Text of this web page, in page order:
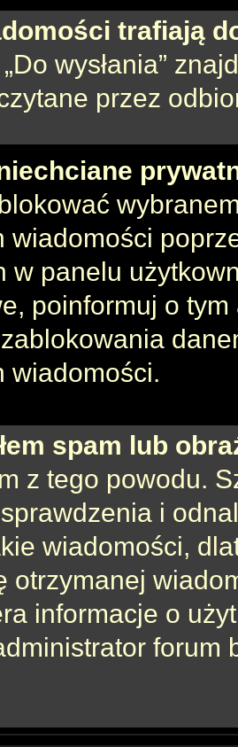
trafiają
wysłania”
przez
wiadomości
w panelu
poinformuj o
wiadomości.
spam lub
z tego powodu.
i
wiadomości,
otrzymanej
informacje o
forum